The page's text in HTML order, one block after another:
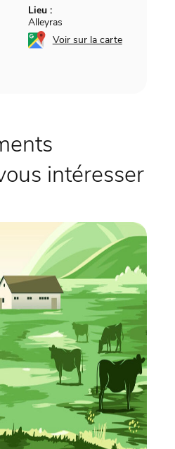
Lieu :
Alleyras
Voir sur la carte
intéresser